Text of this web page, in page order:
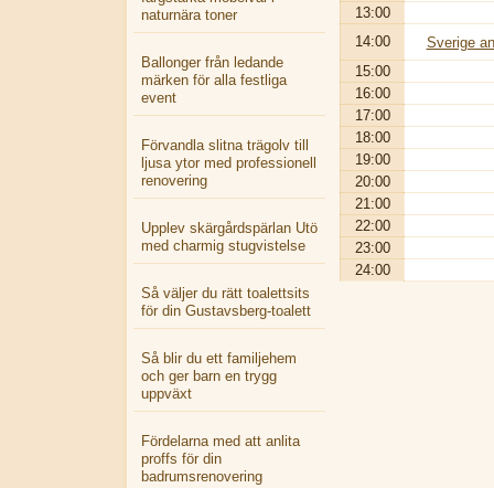
13:00
14:00
Sverige
15:00
16:00
17:00
18:00
19:00
20:00
21:00
22:00
23:00
24:00
naturnära toner
Ballonger från ledande
märken för alla festliga
event
Förvandla slitna trägolv till
ljusa ytor med professionell
renovering
Upplev skärgårdspärlan Utö
med charmig stugvistelse
Så väljer du rätt toalettsits
för din Gustavsberg-toalett
Så blir du ett familjehem
och ger barn en trygg
uppväxt
Fördelarna med att anlita
proffs för din
badrumsrenovering